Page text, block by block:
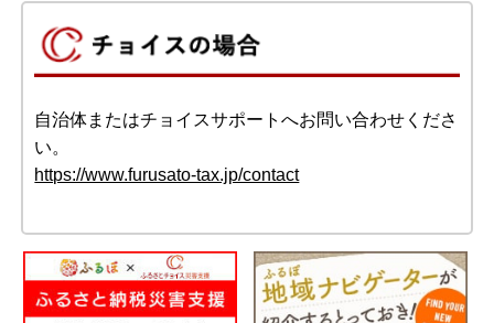
自治体またはチョイスサポートへお問い合わせくださ
い。
https://www.furusato-tax.jp/contact